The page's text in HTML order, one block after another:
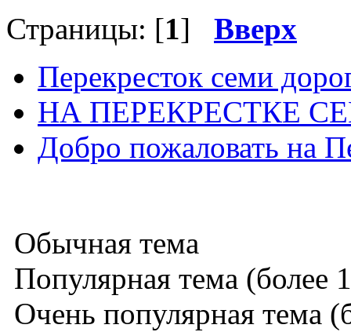
Страницы: [1] Вверх
Перекресток семи
НА ПЕРЕКРЕСТКЕ
Добро пожаловать на
Обычная тема
Популярная тема (более
Очень популярная тема